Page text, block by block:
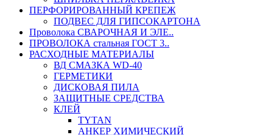
ПЕРФОРИРОВАННЫЙ КРЕПЕЖ
ПОДВЕС ДЛЯ ГИПСОКАРТОНА
Проволока СВАРОЧНАЯ И ЭЛЕ..
ПРОВОЛОКА стальная ГОСТ 3..
РАСХОДНЫЕ МАТЕРИАЛЫ
ВД СМАЗКА WD-40
ГЕРМЕТИКИ
ДИСКОВАЯ ПИЛА
ЗАЩИТНЫЕ СРЕДСТВА
КЛЕЙ
TYTAN
АНКЕР ХИМИЧЕСКИЙ